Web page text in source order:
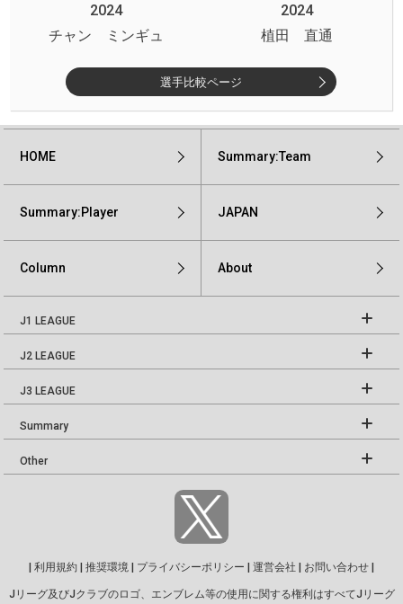
2024
2024
チャン ミンギュ
植田 直通
選手比較ページ
HOME Summary:Team
Summary:Player JAPAN
Column About
J1 LEAGUE
J2 LEAGUE
J3 LEAGUE
Summary
Other
利用規約 推奨環境 プライバシーポリシー 運営会社 お問い合わせ
Jリーグ及びJクラブのロゴ、エンブレム等の使用に関する権利はすべてJリーグ